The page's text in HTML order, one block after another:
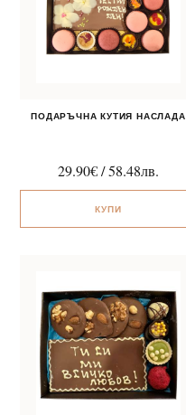
ПОДАРЪЧНА КУТИЯ НАСЛАДА
29.90€/58.48лв.
КУПИ